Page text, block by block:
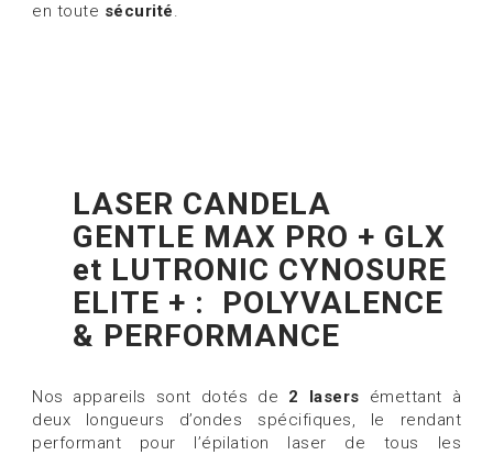
en toute sécurité.
LASER CANDELA
GENTLE MAX PRO + GLX
et LUTRONIC CYNOSURE
ELITE + : POLYVALENCE
& PERFORMANCE
Nos appareils sont dotés de 2 lasers émettant à
deux longueurs d’ondes spécifiques, le rendant
performant pour l’épilation laser de tous les